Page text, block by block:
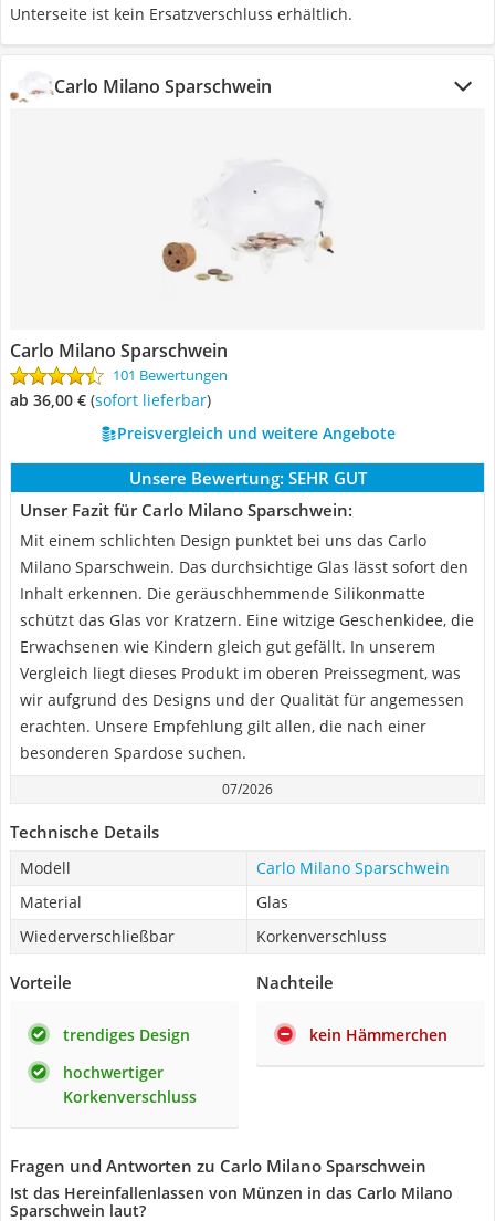
Unterseite ist kein Ersatzverschluss erhältlich.
Carlo Milano Sparschwein
Carlo Milano Sparschwein
101 Bewertungen
ab 36,00 € ( Sofort lieferbar)
Preisvergleich und weitere Angebote
Unsere Bewertung: SEHR GUT
Unser Fazit für Carlo Milano Sparschwein:
Mit einem schlichten Design punktet bei uns das Carlo
Milano Sparschwein. Das durchsichtige Glas lässt sofort den
Inhalt erkennen. Die geräuschhemmende Silikonmatte
schützt das Glas vor Kratzern. Eine witzige Geschenkidee, die
Erwachsenen wie Kindern gleich gut gefällt. In unserem
Vergleich liegt dieses Produkt im oberen Preissegment, was
wir aufgrund des Designs und der Qualität für angemessen
erachten. Unsere Empfehlung gilt allen, die nach einer
besonderen Spardose suchen.
07/2026
Technische Details
Modell
Carlo Milano Sparschwein
Material
Glas
Wiederverschließbar
Korkenverschluss
Vorteile
trendiges Design
hochwertiger
Korkenverschluss
Nachteile
kein Hämmerchen
Fragen und Antworten zu Carlo Milano Sparschwein
Ist das Hereinfallenlassen von Münzen in das Carlo Milano
Sparschwein laut?